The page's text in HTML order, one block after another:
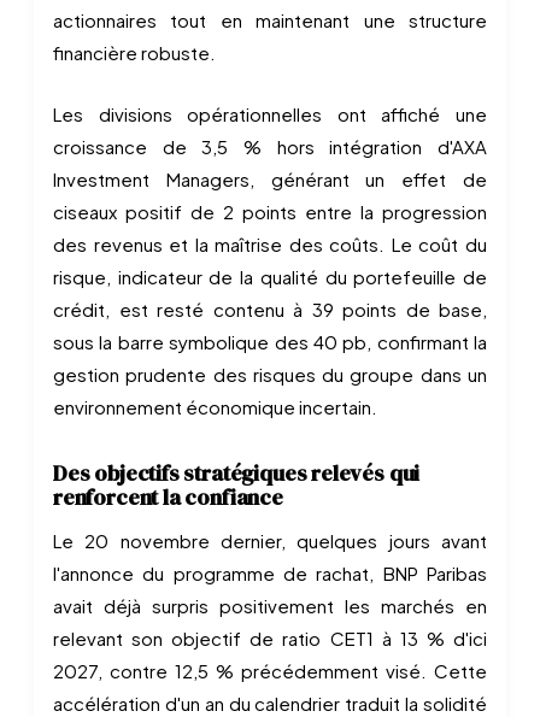
actionnaires tout en maintenant une structure
financière robuste.
Les divisions opérationnelles ont affiché une
croissance de 3,5 % hors intégration d'AXA
Investment Managers, générant un effet de
ciseaux positif de 2 points entre la progression
des revenus et la maîtrise des coûts. Le coût du
risque, indicateur de la qualité du portefeuille de
crédit, est resté contenu à 39 points de base,
sous la barre symbolique des 40 pb, confirmant la
gestion prudente des risques du groupe dans un
environnement économique incertain.
Des objectifs stratégiques relevés qui
renforcent la confiance
Le 20 novembre dernier, quelques jours avant
l'annonce du programme de rachat, BNP Paribas
avait déjà surpris positivement les marchés en
relevant son objectif de ratio CET1 à 13 % d'ici
2027, contre 12,5 % précédemment visé. Cette
accélération d'un an du calendrier traduit la solidité